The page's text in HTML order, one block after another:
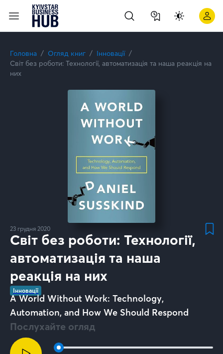
Головна Огляд книг
Інновації
Світ без роботи: Технології, автоматизація та наша реакція на
них
23 грудня 2020
Світ без роботи: Технології,
автоматизація та наша
реакція на них
Інновації
A World Without Work: Technology,
Automation, and How We Should Respond
Послухайте огляд